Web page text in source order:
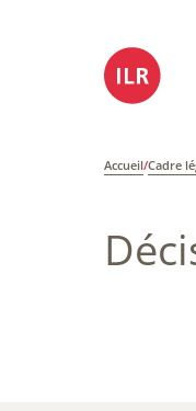
Accueil/Cadre